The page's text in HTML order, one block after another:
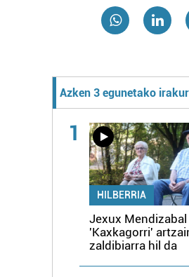
Azken 3 egunetako
1
HILBERRIA
Jexux Mendizabal
'Kaxkagorri'
zaldibiarra hil da